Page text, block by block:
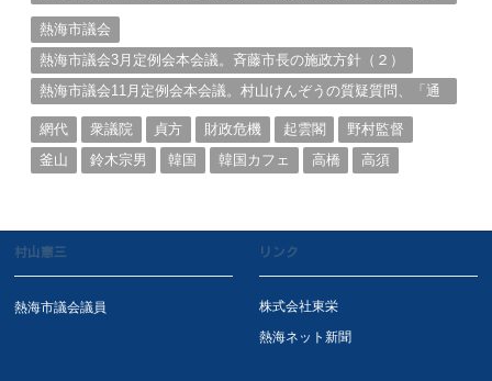
熱海市議会
熱海市議会3月定例会本会議。斉藤市長の施政方針（２）
熱海市議会11月定例会本会議。村山けんぞうの質疑質問、「通
網代
衆議院 貞方 財政危機 起雲閣
野村監督
釜山
鈴木宗男 韓国 韓国カフェ 高橋 高須
村山憲三
熱海市議会議員
リンク
株式会社東栄
熱海ネット新聞